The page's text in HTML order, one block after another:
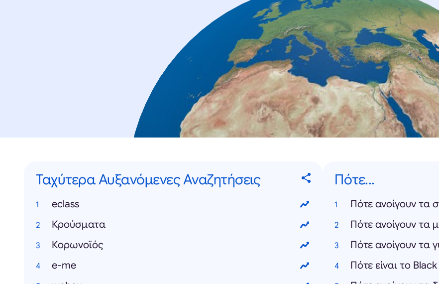
Ταχύτερα Αυξανόμενες Αναζητήσεις
eclass
Κρούσματα
Κορωνοϊός
e-me
Πότε...
Πότε ανοίγουν τα
Πότε ανοίγουν τα
Πότε ανοίγουν τα
Πότε είναι το